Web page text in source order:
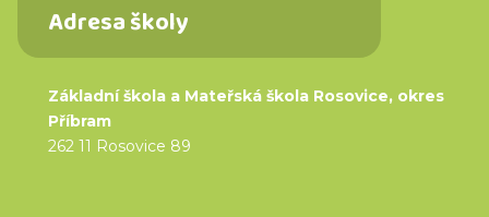
Adresa školy
Základní škola a Mateřská škola Rosovice, okres
Příbram
262 11 Rosovice 89